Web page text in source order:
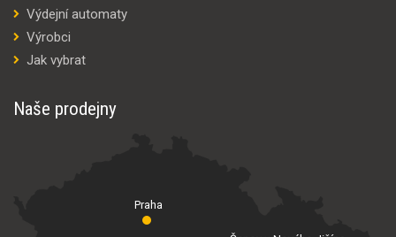
Výdejní automaty
Výrobci
Jak vybrat
Naše prodejny
Praha